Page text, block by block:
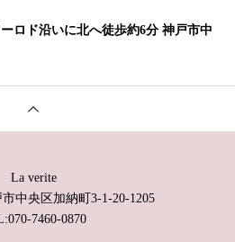
ロド沿いに北へ徒歩約6分 神戸市中
La verite
市中央区加納町3-1-20-1205
7460-0870